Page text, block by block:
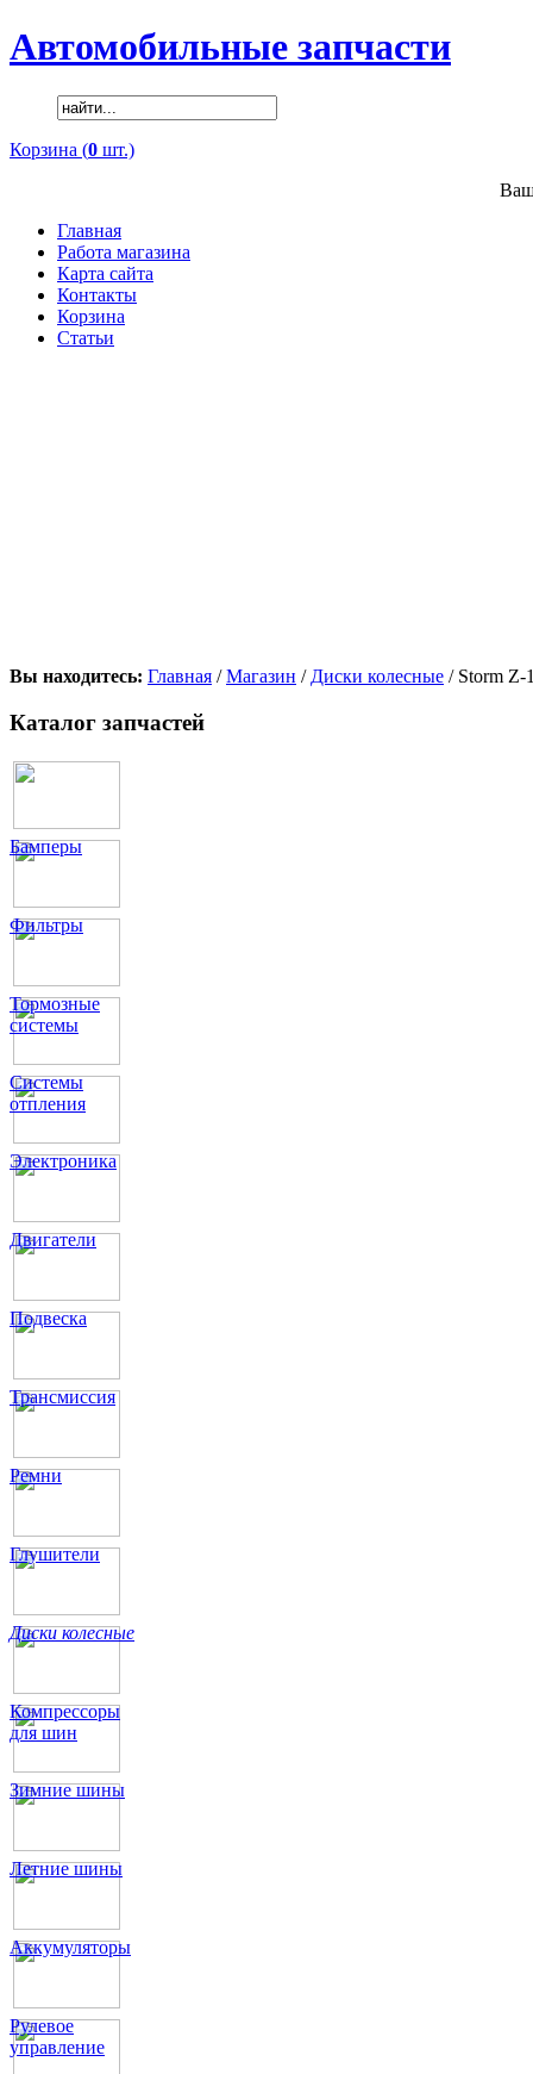
Автомобильные запчасти
Корзина (0 шт.)
Главная
Работа магазина
Карта сайта
Контакты
Корзина
Статьи
Вы находитесь: Главная /Магазин / Диски колесные / Storm
Каталог запчастей
Бамперы
Фильтры
Тормозные
системы
Системы
отпления
Электроника
Двигатели
Подвеска
Трансмиссия
Ремни
Глушители
Диски колесные
Компрессоры
для шин
Зимние шины
Летние шины
Аккумуляторы
Рулевое
управление